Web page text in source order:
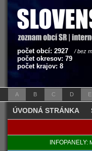
počet obcí: 2927 / bez
počet okresov: 79
počet krajov: 8
A B C D E
ÚVODNÁ STRÁNKA
INFOPANELY: